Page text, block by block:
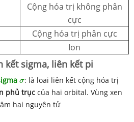
Cộng hóa trị không phân
cực
Cộng hóa trị phân cực
Ion
kết sigma, liên kết pi
σ
σ: là loai liên kết cộng hóa trị
phủ trục của hai orbital. Vùng xen
hai nguyên tử